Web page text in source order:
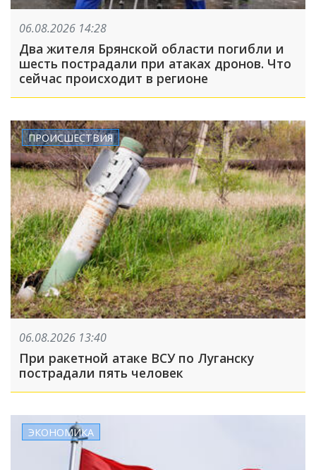
06.08.2026 14:28
Два жителя Брянской области погибли и
шесть пострадали при атаках дронов. Что
сейчас происходит в регионе
ПРОИСШЕСТВИЯ
06.08.2026 13:40
При ракетной атаке ВСУ по Луганску
пострадали пять человек
ЭКОНОМИКА